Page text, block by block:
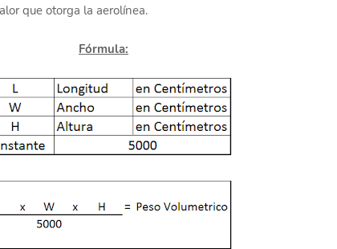
que otorga la aerolínea.
Fórmula: